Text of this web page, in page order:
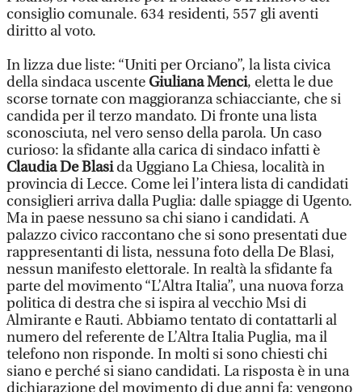
consiglio comunale. 634 residenti, 557 gli aventi
diritto al voto.
In lizza due liste: “Uniti per Orciano”, la lista civica
della sindaca uscenteGiuliana Menci, eletta le due
scorse tornate con maggioranza schiacciante, che si
candida per il terzo mandato. Di fronte una lista
sconosciuta, nel vero senso della parola. Un caso
curioso: la sfidante alla carica di sindaco infatti è
Claudia De Blasida Uggiano La Chiesa, località in
provincia di Lecce. Come lei l’intera lista di candidati
consiglieri arriva dalla Puglia: dalle spiagge di Ugento.
Ma in paese nessuno sa chi siano i candidati. A
palazzo civico raccontano che si sono presentati due
rappresentanti di lista, nessuna foto della De Blasi,
nessun manifesto elettorale. In realtà la sfidante fa
parte del movimento “L’Altra Italia”, una nuova forza
politica di destra che si ispira al vecchio Msi di
Almirante e Rauti. Abbiamo tentato di contattarli al
numero del referente de L’Altra Italia Puglia, ma il
telefono non risponde. In molti si sono chiesti chi
siano e perché si siano candidati. La risposta è in una
dichiarazione del movimento di due anni fa: vengono